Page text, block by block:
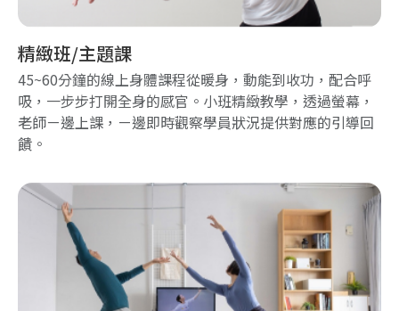
精緻班/主題課
45~60分鐘的線上身體課程從暖身，動能到收功，配合呼
吸，一步步打開全身的感官。小班精緻教學，透過螢幕，
老師ㄧ邊上課，ㄧ邊即時觀察學員狀況提供對應的引導回
饋。